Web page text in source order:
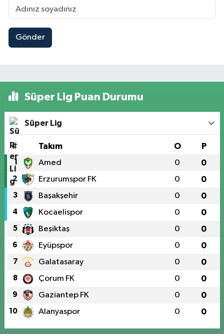
Gönder
Süper Lig Puan Durumu
Süper Lig
# Takım O P
1 Amed 0 0
2 Erzurumspor FK 0 0
3 Başakşehir 0 0
4 Kocaelispor 0 0
5 Beşiktaş 0 0
6 Eyüpspor 0 0
7 Galatasaray 0 0
8 Çorum FK 0 0
9 Gaziantep FK 0 0
10 Alanyaspor 0 0